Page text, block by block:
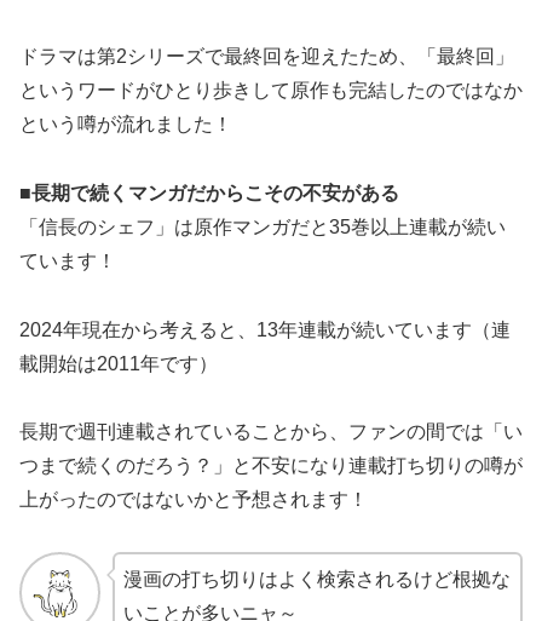
ドラマは第2シリーズで最終回を迎えたため、「最終回」
というワードがひとり歩きして原作も完結したのではなか
という噂が流れました！
■長期で続くマンガだからこその不安がある
「信長のシェフ」は原作マンガだと35巻以上連載が続い
ています！
2024年現在から考えると、13年連載が続いています（連
載開始は2011年です）
長期で週刊連載されていることから、ファンの間では「い
つまで続くのだろう？」と不安になり連載打ち切りの噂が
上がったのではないかと予想されます！
漫画の打ち切りはよく検索されるけど根拠な
いことが多いニャ～